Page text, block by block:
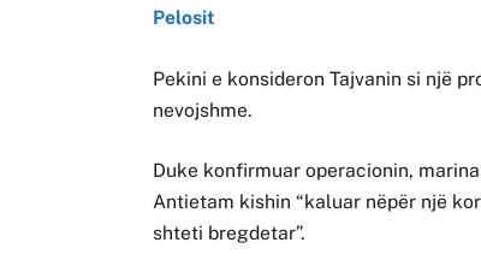
Pelosit
Pekini e konsideron Tajvanin si një
nevojshme.
Duke konfirmuar operacionin,
Antietam kishin “kaluar nëpër një
shteti bregdetar”.